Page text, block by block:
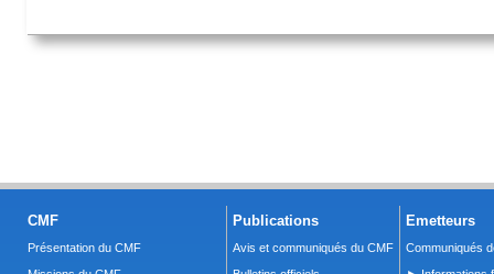
CMF
Présentation du CMF
Publications
Avis et communiqués du CMF
Emetteurs
Communiqués